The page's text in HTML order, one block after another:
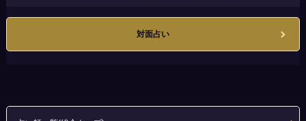
対面占い